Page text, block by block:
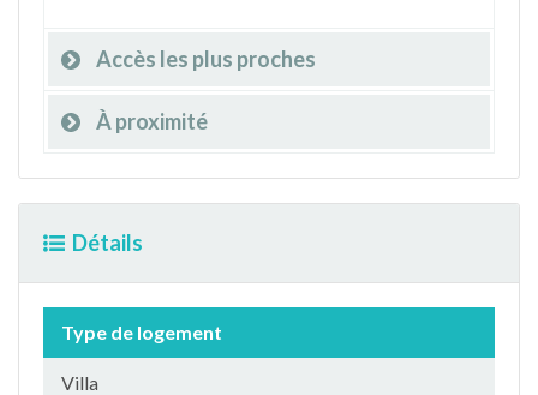
Accès les plus proches
À proximité
Détails
Type de logement
Villa